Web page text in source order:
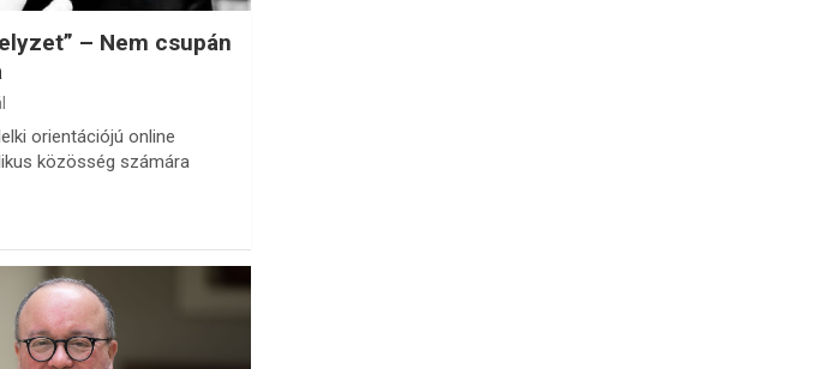
– Nem csupán
orientációjú online
közösség számára